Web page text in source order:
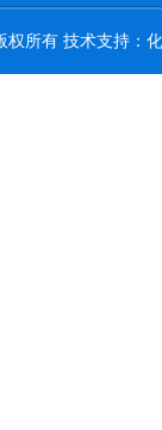
所有 技术支持：